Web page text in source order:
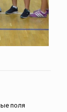
поля